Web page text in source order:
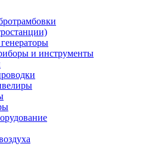
и инструменты